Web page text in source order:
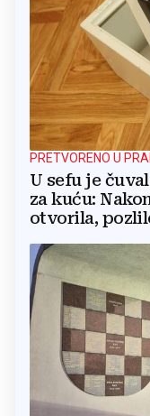
PRETVORENO U
U sefu je
za kuću:
otvorila,